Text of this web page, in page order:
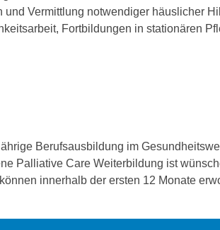
Vermittlung notwendiger häuslicher
Fortbildungen in stationären
Berufsausbildung im
Palliative Care Weiterbildung ist
innerhalb der ersten 12 Monate